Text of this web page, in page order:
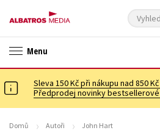
Menu
✉️ DÁRKOVÉ POUKAZY
Auto -
Dárkové publikace
Dárkové zboží
Sleva 150 Kč při nákupu nad 850
Předprodej novinky
Domů Autoři John Hart